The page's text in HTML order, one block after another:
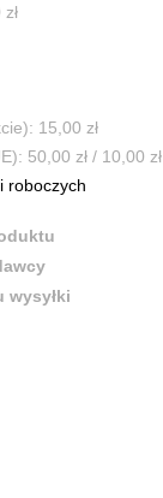
15,00 zł
50,00 zł / 10,00 zł
roboczych
wysyłki